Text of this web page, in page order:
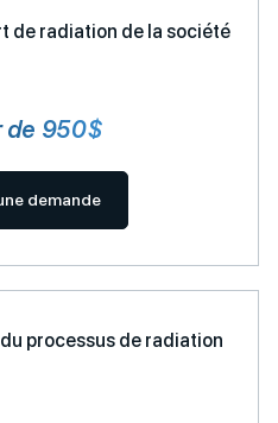
de radiation de la société
de 950$
demande
processus de radiation